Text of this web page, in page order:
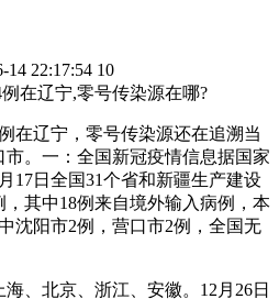
14 22:17:54 10
在辽宁,零号传染源在哪?
在辽宁，零号传染源还在追溯当
。一：全国新冠疫情信息据国家
17日全国31个省和新疆生产建设
其中18例来自境外输入病例，本
沈阳市2例，营口市2例，全国无
、北京、浙江、安徽。12月26日